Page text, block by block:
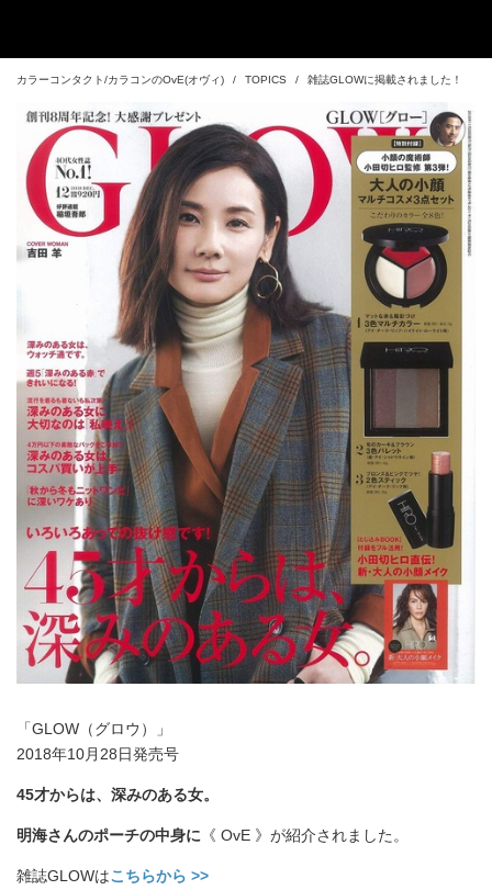
カラーコンタクト/カラコンのOvE(オヴィ) TOPICS 雑誌GLOWに掲載されました！
「GLOW（グロウ）」
2018年10月28日発売号
45才からは、深みのある女。
明海さんのポーチの中身に 《 OvE 》が紹介されました。
雑誌GLOWはこちらから >>